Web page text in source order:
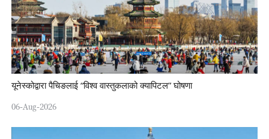
यूनेस्कोद्वारा पैचिङलाई “विश्व वास्तुकलाको क्यापिटल” घोषणा
06-Aug-2026